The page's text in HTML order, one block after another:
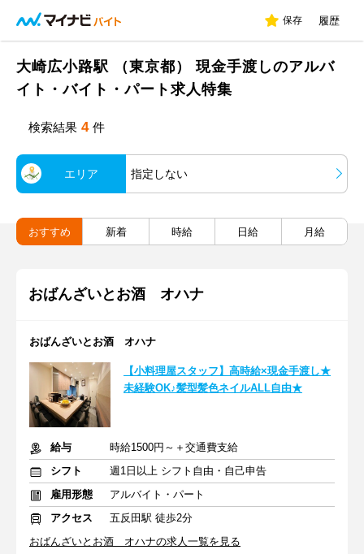
保存 履歴
大崎広小路駅 （東京都） 現金手渡しのアルバ
イト・バイト・パート求人特集
検索結果 4 件
エリア 指定しない
おすすめ 新着 時給 日給 月給
おばんざいとお酒 オハナ
おばんざいとお酒 オハナ
【小料理屋スタッフ】高時給×現金手渡し★
未経験OK♪髪型髪色ネイルALL自由★
給与
時給1500円～＋交通費支給
シフト
週1日以上 シフト自由・自己申告
雇用形態
アルバイト・パート
アクセス
五反田駅 徒歩2分
おばんざいとお酒 オハナの求人一覧を見る